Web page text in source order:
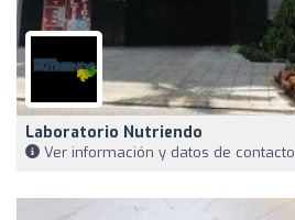
Laboratorio Nutriendo
Ver información y datos de contacto